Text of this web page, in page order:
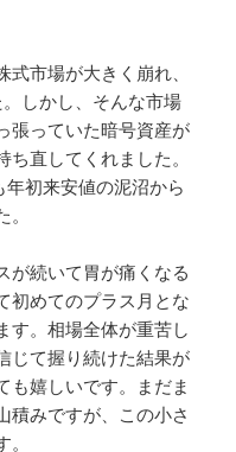
市場が大きく崩れ、
しかし、そんな市場
張っていた暗号資産が
直してくれました。
初来安値の泥沼から
が続いて胃が痛くなる
初めてのプラス月とな
す。相場全体が重苦し
じて握り続けた結果が
も嬉しいです。まだま
積みですが、この小さ